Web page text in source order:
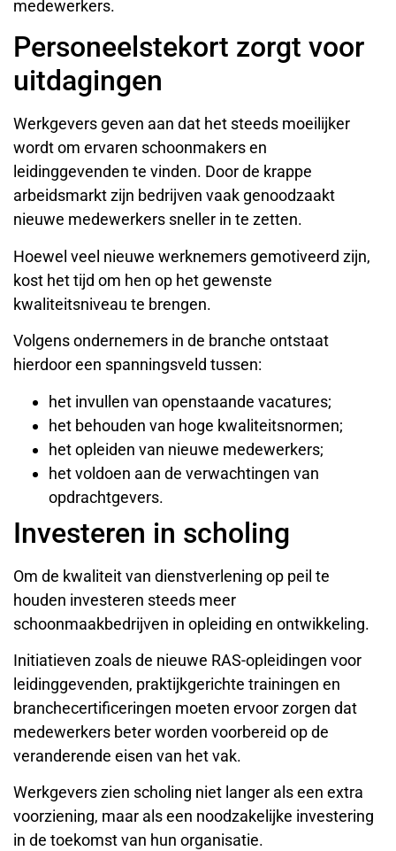
medewerkers.
Personeelstekort zorgt voor
uitdagingen
Werkgevers geven aan dat het steeds moeilijker
wordt om ervaren schoonmakers en
leidinggevenden te vinden. Door de krappe
arbeidsmarkt zijn bedrijven vaak genoodzaakt
nieuwe medewerkers sneller in te zetten.
Hoewel veel nieuwe werknemers gemotiveerd zijn,
kost het tijd om hen op het gewenste
kwaliteitsniveau te brengen.
Volgens ondernemers in de branche ontstaat
hierdoor een spanningsveld tussen:
het invullen van openstaande vacatures;
het behouden van hoge kwaliteitsnormen;
het opleiden van nieuwe medewerkers;
het voldoen aan de verwachtingen van
opdrachtgevers.
Investeren in scholing
Om de kwaliteit van dienstverlening op peil te
houden investeren steeds meer
schoonmaakbedrijven in opleiding en ontwikkeling.
Initiatieven zoals de nieuwe RAS-opleidingen voor
leidinggevenden, praktijkgerichte trainingen en
branchecertificeringen moeten ervoor zorgen dat
medewerkers beter worden voorbereid op de
veranderende eisen van het vak.
Werkgevers zien scholing niet langer als een extra
voorziening, maar als een noodzakelijke investering
in de toekomst van hun organisatie.